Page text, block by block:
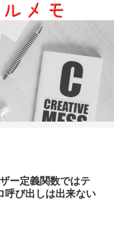
ー定義関数ではテ
呼び出しは出来ない